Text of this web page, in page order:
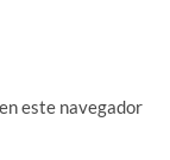
este navegador